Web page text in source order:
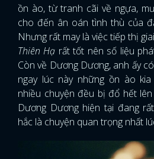
ồn ào, từ tranh cãi về ngựa,
cho đến ân oán tình thù của
Nhưng rất may là việc tiếp thị
Thiên Hạ rất tốt nên số liệu
Còn về Dương Dương, anh ấy
ngay lúc này những ồn ào
nhiều chuyện đều bị đổ hết
Dương Dương hiện tại đang
hắc là chuyện quan trọng nhất